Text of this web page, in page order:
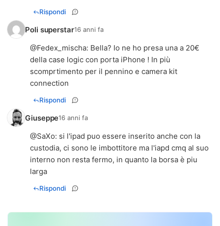
Rispondi
Poli superstar16 anni fa
@Fedex_mischa: Bella? Io ne ho presa una a 20€
della case logic con porta iPhone ! In più
scomprtimento per il pennino e camera kit
connection
Rispondi
Giuseppe16 anni fa
@SaXo: si l'ipad puo essere inserito anche con la
custodia, ci sono le imbottitore ma l'iapd cmq al suo
interno non resta fermo, in quanto la borsa è piu
larga
Rispondi